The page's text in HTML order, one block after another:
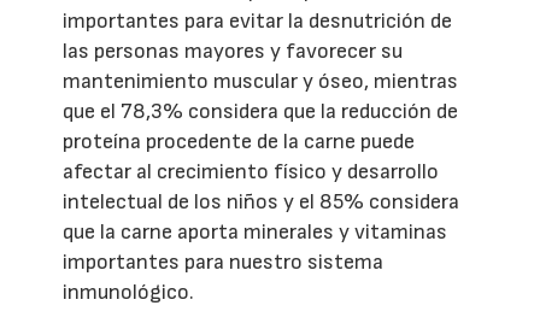
importantes para evitar la desnutrición de
las personas mayores y favorecer su
mantenimiento muscular y óseo, mientras
que el 78,3% considera que la reducción de
proteína procedente de la carne puede
afectar al crecimiento físico y desarrollo
intelectual de los niños y el 85% considera
que la carne aporta minerales y vitaminas
importantes para nuestro sistema
inmunológico.